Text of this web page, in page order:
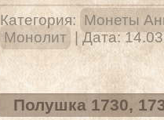
Категория: Монеты
Монолит
| Дата:
Полушка 1730,